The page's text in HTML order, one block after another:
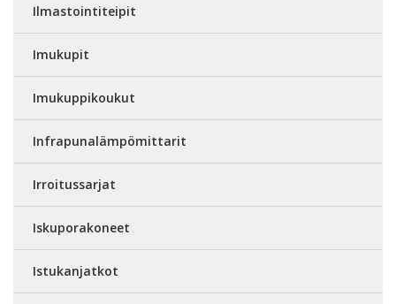
Ilmastointiteipit
Imukupit
Imukuppikoukut
Infrapunalämpömittarit
Irroitussarjat
Iskuporakoneet
Istukanjatkot